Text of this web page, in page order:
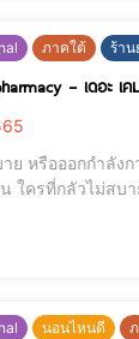
ภาคใต้ ร้าน
– เดอะ เ
าย หรือออกกำลัง
ากาศเเปรปรวน ภูมิเเพ้ ร้านนี้มีให้บริการครบถ้วน บริการดี ยามีครบ ใส่
นอนไหนดี